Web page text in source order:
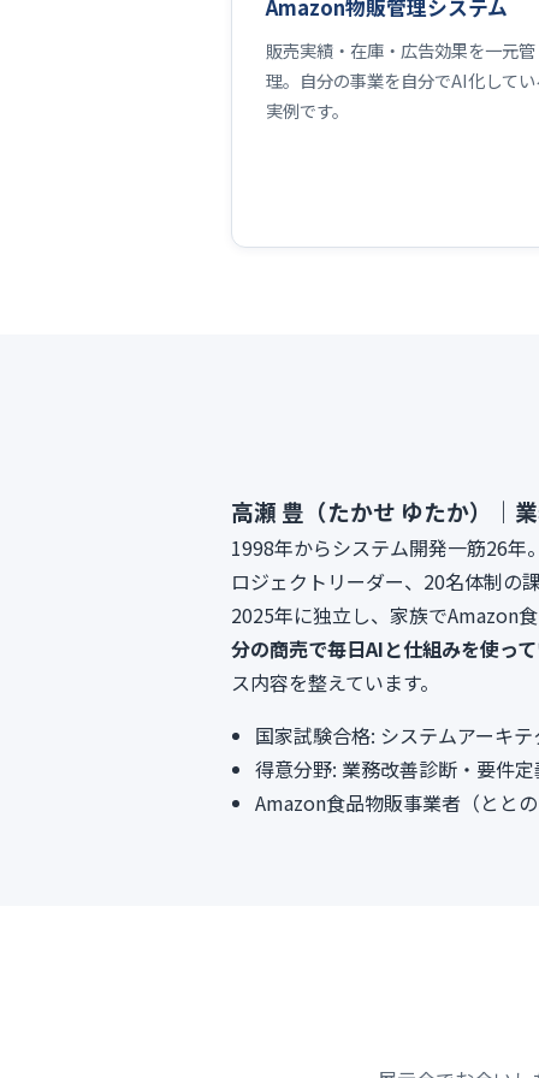
Amazon物販管理システム
販売実績・在庫・広告効果を一元管
理。自分の事業を自分でAI化して
実例です。
高瀬 豊（たかせ ゆたか）｜
1998年からシステム開発一筋26
ロジェクトリーダー、20名体制の
2025年に独立し、家族でAmazon
分の商売で毎日AIと仕組みを使っ
ス内容を整えています。
国家試験合格: システムアーキ
得意分野: 業務改善診断・要件
Amazon食品物販事業者（とと